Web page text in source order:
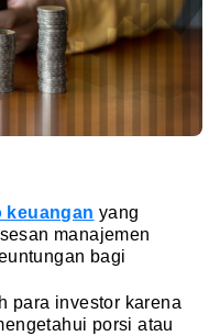
keuangan yang
manajemen
bagi
para investor karena
porsi atau